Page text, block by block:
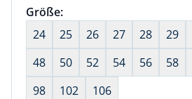
Größenauswahl:
Größe:nichts ausgewählt
24
25 26 27 28 29
48
50 52 54 56 58
98
102
106